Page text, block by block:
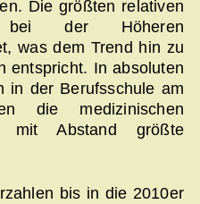
Die größten relativen
bei der Höheren
was dem Trend hin zu
entspricht. In absoluten
in der Berufsschule am
die medizinischen
mit Abstand größte
bis in die 2010er